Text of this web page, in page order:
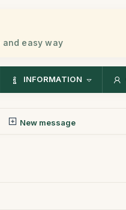
and easy way
INFORMATION
New message